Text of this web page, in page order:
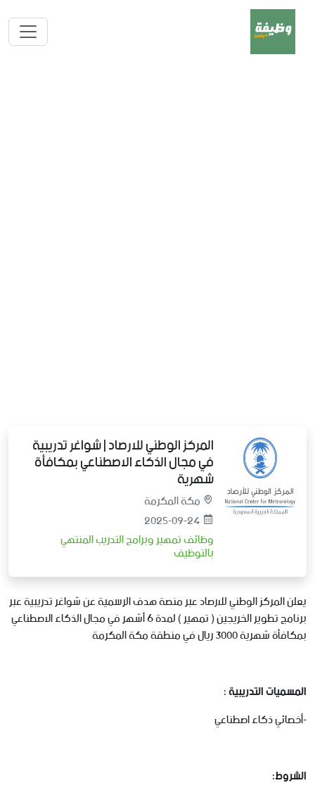
المركز الوطني للارصاد | شواغر تدريبية
في مجال الذكاء الاصطناعي بمكافأة
شهرية
مكة المكرمة
2025-09-24
وظائف تمهير وبرامج التدريب المنتهي
بالتوظيف
يعلن المركز الوطني للارصاد عبر منصة هدف الرسمية عن شواغر تدريبية عبر
برنامج تطوير الخريجين ( تمهير ) لمدة 6 أشهر في مجال الذكاء الاصطناعي
بمكافأة شهرية 3000 ريال في منطقة مكة المكرمة
المسميات التدريبية :
-أخصائي ذكاء اصطناعي
الشروط: